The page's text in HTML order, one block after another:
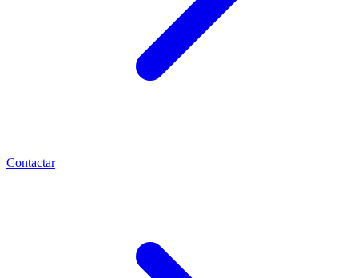
Contactar